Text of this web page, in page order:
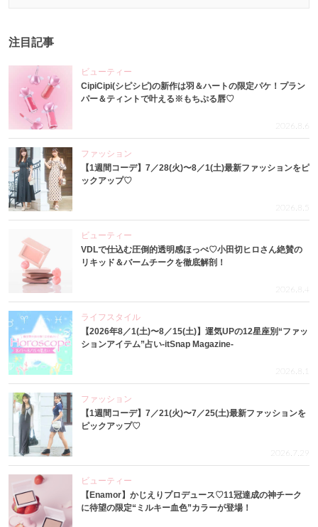
注目記事
ビューティー
CipiCipi(シピシピ)の新作は羽＆ハートの限定パケ！プラン
パー＆ティントで叶える※もちぷる唇♡
2026.8.6
ファッション
【1週間コーデ】7／28(火)〜8／1(土)最新ファッションをピ
ックアップ♡
2026.8.5
ビューティー
VDLで仕込む圧倒的透明感ほっぺ♡小田切ヒロさん絶賛の
リキッド＆バームチークを徹底解剖！
2026.8.4
ライフスタイル
【2026年8／1(土)〜8／15(土)】運気UPの12星座別“ファッ
ションアイテム”占い-itSnap Magazine-
2026.8.1
ファッション
【1週間コーデ】7／21(火)〜7／25(土)最新ファッションを
ピックアップ♡
2026.7.29
ビューティー
【Enamor】かじえりプロデュース♡11冠達成の神チーク
に待望の限定“ミルキー血色”カラーが登場！